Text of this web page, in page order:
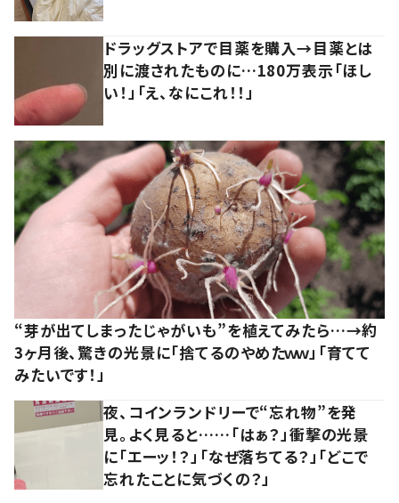
ドラッグストアで目薬を購入→目薬とは
別に渡されたものに…180万表示「ほし
い！」「え、なにこれ！！」
“芽が出てしまったじゃがいも”を植えてみたら…→約
3ヶ月後、驚きの光景に「捨てるのやめたｗｗ」「育てて
みたいです！」
夜、コインランドリーで“忘れ物”を発
見。よく見ると……「はぁ？」衝撃の光景
に「エーッ！？」「なぜ落ちてる？」「どこで
忘れたことに気づくの？」